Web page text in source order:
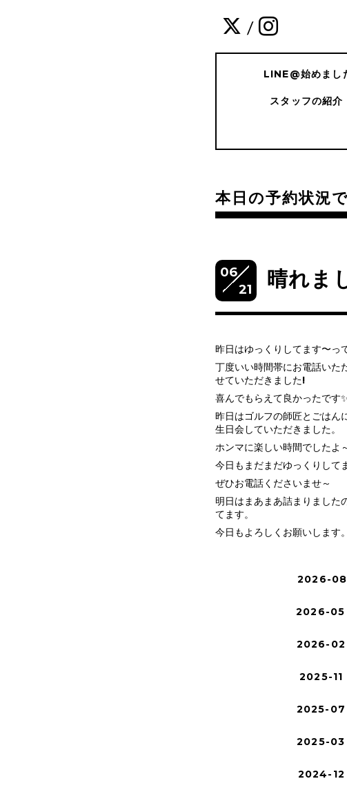
/
LINE@始めまし
スタッフの紹介
本日の予約状況
06
21
晴れま
昨日はゆっくりしてます〜っ
丁度いい時間帯にお電話いた
せていただきました!
喜んでもらえて良かったです
昨日はゴルフの師匠とごはん
生日会していただきました。
ホンマに楽しい時間でしたよ
今日もまだまだゆっくりして
ぜひお電話くださいませ～
明日はまあまあ詰まりました
てます。
今日もよろしくお願いします。
2026-08
2026-05
2026-02
2025-11
2025-07
2025-03
2024-12